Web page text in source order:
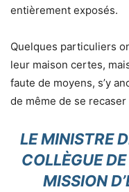
entièrement exposés.
Quelques particuliers
leur maison certes,
faute de moyens, s’y
de même de se
LE MINISTRE
COLLÈGUE
MISSION